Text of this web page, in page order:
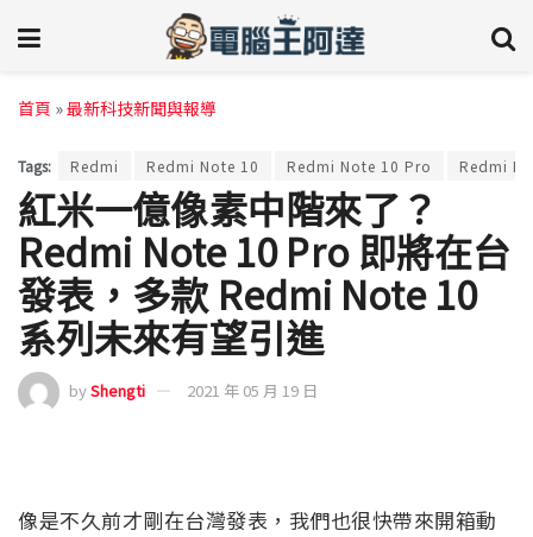
首頁 »最新科技新聞與報導
Tags: Redmi Redmi Note 10 Redmi Note 10 Pro Redmi
紅米一億像素中階來了？
Redmi Note 10 Pro 即將在台
發表，多款 Redmi Note 10
系列未來有望引進
byShengti 2021 年 05 月 19 日
像是不久前才剛在台灣發表，我們也很快帶來開箱動